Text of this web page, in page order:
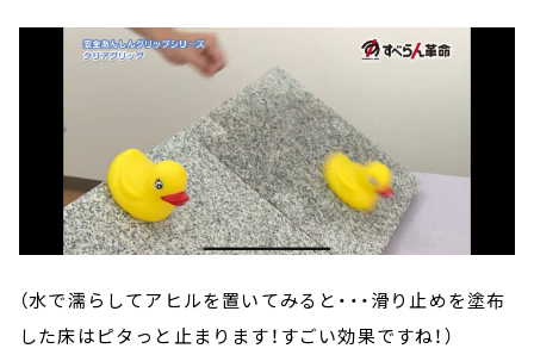
（水で濡らしてアヒルを置いてみると・・・滑り止めを塗布
した床はピタっと止まります！すごい効果ですね！）